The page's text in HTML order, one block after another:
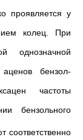
проявляется у
колец. При
однозначной
бензол-
частоты
бензольного
соответственно